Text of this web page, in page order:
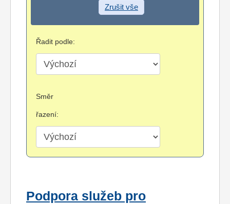
Zrušit vše
Řadit podle:
Směr
řazení:
Podpora služeb pro